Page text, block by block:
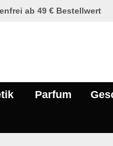
ab 49 € Bestellwert
Parfum